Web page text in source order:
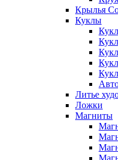
Крылья
Куклы
Литье
Ложки
Магниты